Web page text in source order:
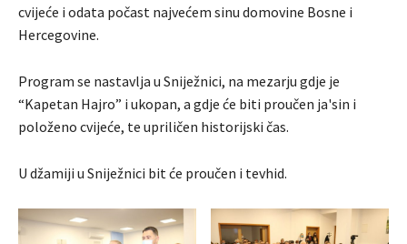
cvijeće i odata počast najvećem sinu domovine Bosne i
Hercegovine.
Program se nastavlja u Sniježnici, na mezarju gdje je
“Kapetan Hajro” i ukopan, a gdje će biti proučen ja'sin i
položeno cvijeće, te upriličen historijski čas.
U džamiji u Sniježnici bit će proučen i tevhid.